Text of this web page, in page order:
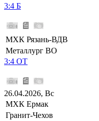
3:4 Б
МХК Рязань-ВДВ
Металлург ВО
3:4 ОТ
26.04.2026, Вс
МХК Ермак
Гранит-Чехов